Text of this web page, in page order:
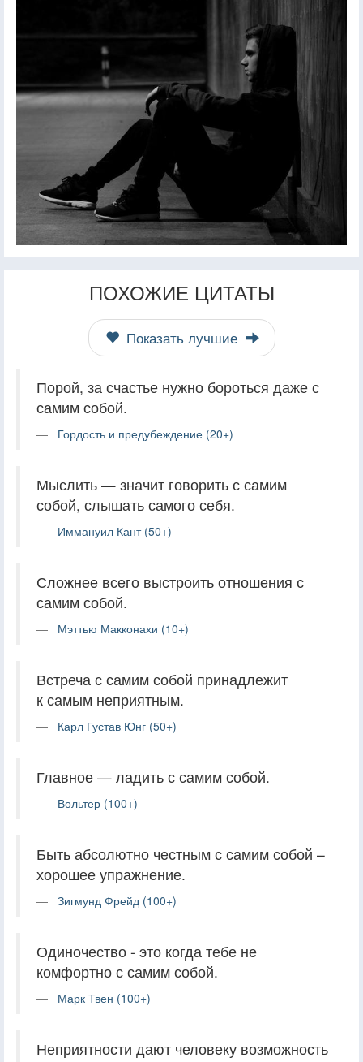
ПОХОЖИЕ ЦИТАТЫ
Показать лучшие
Порой, за счастье нужно бороться даже с
самим собой.
Гордость и предубеждение (20+)
Мыслить — значит говорить с самим
собой, слышать самого себя.
Иммануил Кант (50+)
Сложнее всего выстроить отношения с
самим собой.
Мэттью Макконахи (10+)
Встреча с самим собой принадлежит
к самым неприятным.
Карл Густав Юнг (50+)
Главное — ладить с самим собой.
Вольтер (100+)
Быть абсолютно честным с самим собой –
хорошее упражнение.
Зигмунд Фрейд (100+)
Одиночество - это когда тебе не
комфортно с самим собой.
Марк Твен (100+)
Неприятности дают человеку возможность